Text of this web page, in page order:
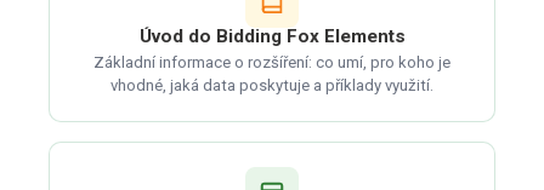
Úvod do Bidding Fox Elements
Základní informace o rozšíření: co umí, pro koho je
vhodné, jaká data poskytuje a příklady využití.